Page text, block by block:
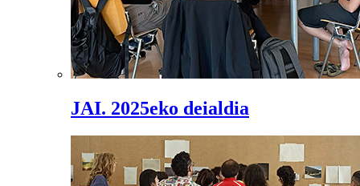
JAI. 2025eko deialdia